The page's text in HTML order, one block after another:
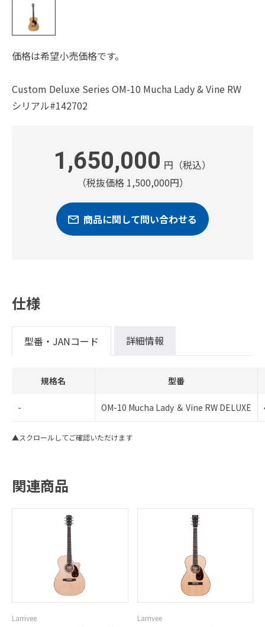
価格は希望小売価格です。
Custom Deluxe Series OM-10 Mucha Lady & Vine RW
シリアル#142702
1,650,000 円（税込）
（税抜価格 1,500,000円）
商品に関して問い合わせる
仕様
型番・JANコード 詳細情報
規格名 型番
- OM-10 Mucha Lady ＆ Vine RW DELUXE
▲スクロールしてご確認いただけます
関連商品
Larrivee Larrivee